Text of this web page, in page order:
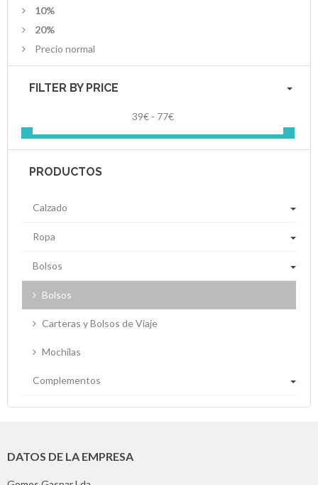
10%
20%
Precio normal
FILTER BY PRICE
39€ - 77€
PRODUCTOS
Calzado
Ropa
Bolsos
Bolsos
Carteras y Bolsos de Viaje
Mochilas
Complementos
DATOS DE LA EMPRESA